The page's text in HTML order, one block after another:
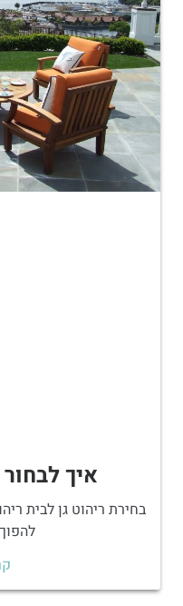
איך
בחירת ריהוט גן לבית